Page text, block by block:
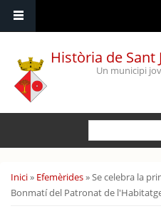
Història de Sant
Un municipi
Esteu aquí
Inici» Efemèrides» Se celebra la
Bonmatí del Patronat de